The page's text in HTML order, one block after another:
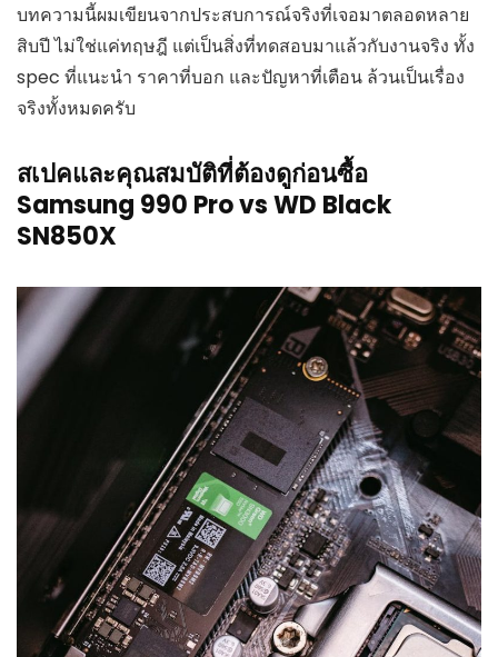
บทความนี้ผมเขียนจากประสบการณ์จริงที่เจอมาตลอดหลาย
สิบปี ไม่ใช่แค่ทฤษฎี แต่เป็นสิ่งที่ทดสอบมาแล้วกับงานจริง ทั้ง
spec ที่แนะนำ ราคาที่บอก และปัญหาที่เตือน ล้วนเป็นเรื่อง
จริงทั้งหมดครับ
สเปคและคุณสมบัติที่ต้องดูก่อนซื้อ
Samsung 990 Pro vs WD Black
SN850X